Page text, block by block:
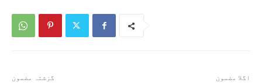
گزشتہ مضمون اگلا مضمون